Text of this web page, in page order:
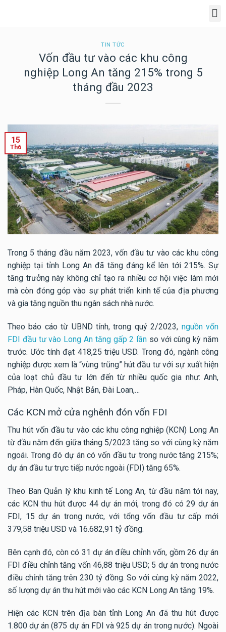
TIN TỨC
Vốn đầu tư vào các khu công
nghiệp Long An tăng 215% trong 5
tháng đầu 2023
15
Th6
Trong 5 tháng đầu năm 2023, vốn đầu tư vào các khu công
nghiệp tại tỉnh Long An đã tăng đáng kể lên tới 215%. Sự
tăng trưởng này không chỉ tạo ra nhiều cơ hội việc làm mới
mà còn đóng góp vào sự phát triển kinh tế của địa phương
và gia tăng nguồn thu ngân sách nhà nước.
Theo báo cáo từ UBND tỉnh, trong quý 2/2023, nguồn vốn
FDI đầu tư vào Long An tăng gấp 2 lần so với cùng kỳ năm
trước. Ước tính đạt 418,25 triệu USD. Trong đó, ngành công
nghiệp được xem là “vùng trũng” hút đầu tư với sự xuất hiện
của loạt chủ đầu tư lớn đến từ nhiều quốc gia như: Anh,
Pháp, Hàn Quốc, Nhật Bản, Đài Loan,…
Các KCN mở cửa nghênh đón vốn FDI
Thu hút vốn đầu tư vào các khu công nghiệp (KCN) Long An
từ đầu năm đến giữa tháng 5/2023 tăng so với cùng kỳ năm
ngoái. Trong đó dự án có vốn đầu tư trong nước tăng 215%;
dự án đầu tư trực tiếp nước ngoài (FDI) tăng 65%.
Theo Ban Quản lý khu kinh tế Long An, từ đầu năm tới nay,
các KCN thu hút được 44 dự án mới, trong đó có 29 dự án
FDI, 15 dự án trong nước, với tổng vốn đầu tư cấp mới
379,58 triệu USD và 16.682,91 tỷ đồng.
Bên cạnh đó, còn có 31 dự án điều chỉnh vốn, gồm 26 dự án
FDI điều chỉnh tăng vốn 46,88 triệu USD; 5 dự án trong nước
điều chỉnh tăng trên 230 tỷ đồng. So với cùng kỳ năm 2022,
số lượng dự án thu hút mới vào các KCN Long An tăng 19%.
Hiện các KCN trên địa bàn tỉnh Long An đã thu hút được
1.800 dự án (875 dự án FDI và 925 dự án trong nước). Ngoài